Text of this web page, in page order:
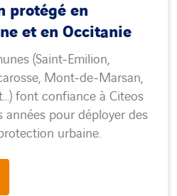
protégé en
et en Occitanie
(Saint-Emilion,
Mont-de-Marsan,
font confiance à Citeos
années pour déployer des
urbaine.